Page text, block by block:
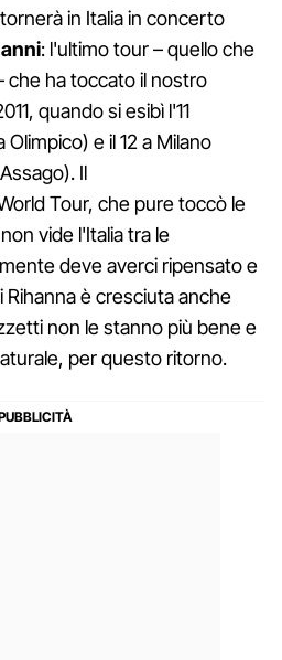
in Italia in concerto
: l'ultimo tour – quello che
che ha toccato il nostro
quando si esibì l'11
e il 12 a Milano
Il
Tour, che pure toccò le
vide l'Italia tra le
deve averci ripensato e
è cresciuta anche
non le stanno più bene e
per questo ritorno.